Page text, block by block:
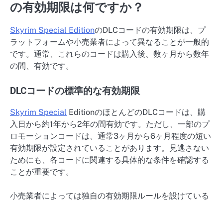
の有効期限は何ですか？
Skyrim Special EditionのDLCコードの有効期限は、プ
ラットフォームや小売業者によって異なることが一般的
です。通常、これらのコードは購入後、数ヶ月から数年
の間、有効です。
DLCコードの標準的な有効期限
Skyrim Special EditionのほとんどのDLCコードは、購
入日から約1年から2年の間有効です。ただし、一部のプ
ロモーションコードは、通常3ヶ月から6ヶ月程度の短い
有効期限が設定されていることがあります。見逃さない
ためにも、各コードに関連する具体的な条件を確認する
ことが重要です。
小売業者によっては独自の有効期限ルールを設けている